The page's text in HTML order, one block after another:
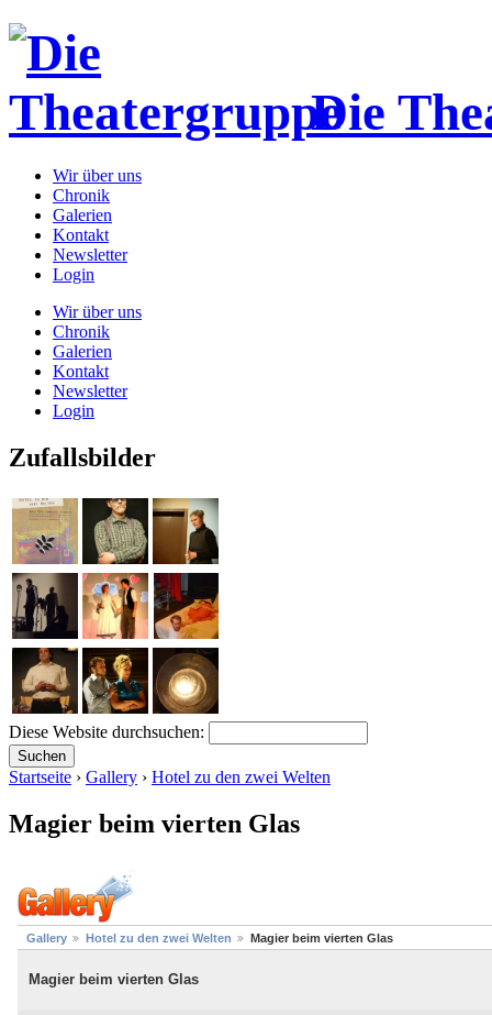
Die
Wir über uns
Chronik
Galerien
Kontakt
Newsletter
Login
Wir über uns
Chronik
Galerien
Kontakt
Newsletter
Login
Zufallsbilder
Diese Website durchsuchen:
Startseite › Gallery › Hotel zu den zwei Welten
Magier beim vierten Glas
Gallery Hotel zu den zwei Welten Magier beim vierten Glas
Magier beim vierten Glas